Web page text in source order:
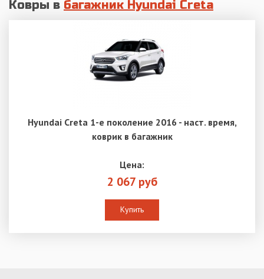
Ковры в багажник Hyundai Creta
Hyundai Creta 1-е поколение 2016 - наст. время,
коврик в багажник
Цена:
2 067 руб
Купить